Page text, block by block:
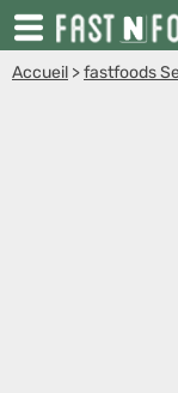
Accueil >fastfoods